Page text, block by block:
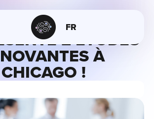
FR
2 ÉTUDES
À
CHICAGO !